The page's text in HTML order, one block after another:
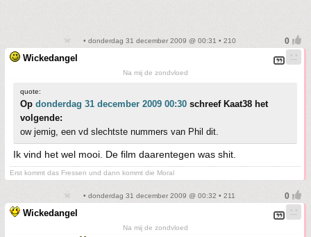
• donderdag 31 december 2009 @ 00:31 • 210
Wickedangel
Na mij de zondvloed
quote:
Op donderdag 31 december 2009 00:30 schreef Kaat38 het
volgende:
ow jemig, een vd slechtste nummers van Phil dit.
Ik vind het wel mooi. De film daarentegen was shit.
Erst kommt das Fressen und dann kommt die Moral
• donderdag 31 december 2009 @ 00:32 • 211
Wickedangel
Na mij de zondvloed